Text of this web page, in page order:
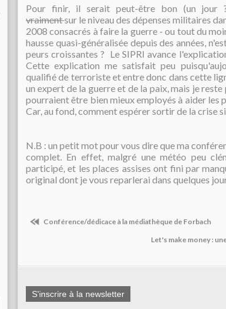
Pour finir, il serait peut-être bon (un jour
vraimentsur le niveau des dépenses militaires
2008 consacrés à faire la guerre - ou tout du
hausse quasi-généralisée depuis des années,
peurs croissantes ? Le SIPRI avance
Cette explication me satisfait peu
qualifié de terroriste et entre donc dans cette
un expert de la guerre et de la paix, mais je
pourraient être bien mieux employés à aider
Car, au fond, comment espérer sortir de la crise
N.B : un petit mot pour vous dire que ma
complet. En effet, malgré une météo peu
participé, et les places assises ont fini par
original dont je vous reparlerai dans quelques
Conférence/dédicace à la médiathèque de Forbach
Let's make money :
S'inscrire à la newsletter